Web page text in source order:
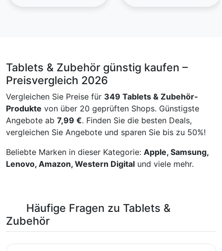
Schutz. Es schützt die
Schnelle und einfache
Anbringung des Book
Aufstellwinkel zum
Betrachten von Fotos und
Videos
(aufrecht/angewinkelt)-
Schützt Vorder-und
Kanten des Tablets vor
Stößen und Kratzern
und Videos.Schützt
Tablets & Zubehör günstig kaufen –
Preisvergleich 2026
Vergleichen Sie Preise für 349 Tablets & Zubehör-
Produkte von über 20 geprüften Shops. Günstigste
Angebote ab 7,99 €. Finden Sie die besten Deals,
vergleichen Sie Angebote und sparen Sie bis zu 50%!
Beliebte Marken in dieser Kategorie: Apple, Samsung,
Lenovo, Amazon, Western Digital und viele mehr.
Häufige Fragen zu Tablets &
Zubehör